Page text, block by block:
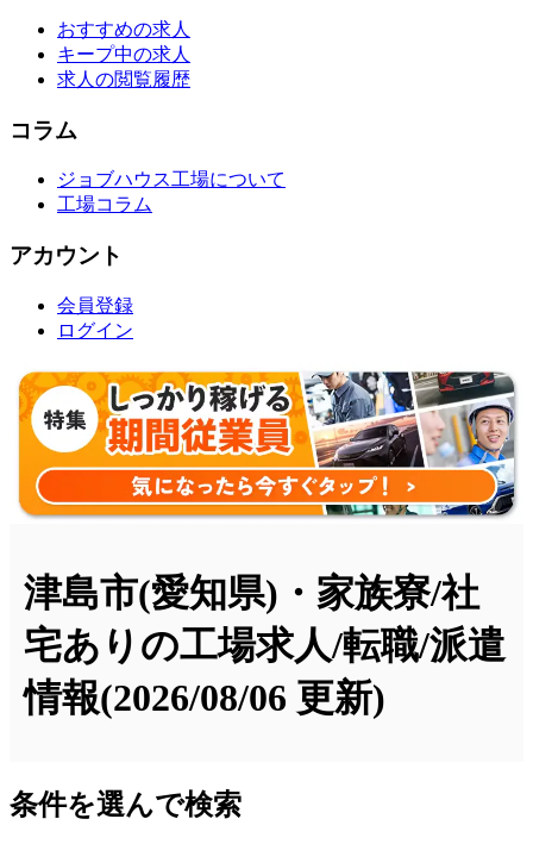
おすすめの求人
キープ中の求人
求人の閲覧履歴
コラム
ジョブハウス工場について
工場コラム
アカウント
会員登録
ログイン
津島市(愛知県)・家族寮/社
宅ありの工場求人/転職/派遣
情報(2026/08/06 更新)
条件を選んで検索